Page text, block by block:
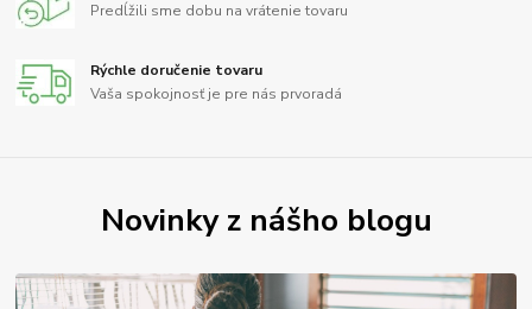
Predĺžili sme dobu na vrátenie tovaru
Rýchle doručenie tovaru
Vaša spokojnosť je pre nás prvoradá
Novinky z nášho blogu